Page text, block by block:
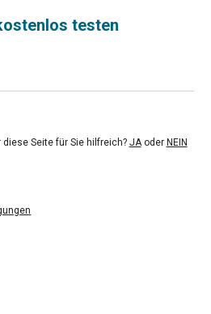
testen
diese Seite für Sie hilfreich? JA oder NEIN